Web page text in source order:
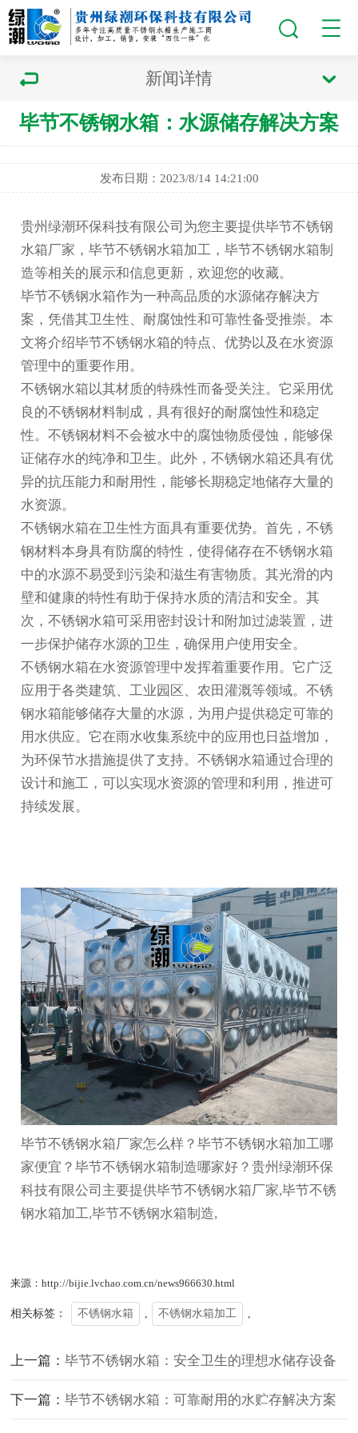
新闻详情
毕节不锈钢水箱：水源储存解决方案
发布日期：2023/8/14 14:21:00
贵州绿潮环保科技有限公司为您主要提供毕节不锈钢
水箱厂家 ，毕节不锈钢水箱加工，毕节不锈钢水箱制
造等相关的展示和信息更新，欢迎您的收藏。
毕节不锈钢水箱作为一种高品质的水源储存解决方
案，凭借其卫生性、耐腐蚀性和可靠性备受推崇。本
文将介绍毕节不锈钢水箱的特点、优势以及在水资源
管理中的重要作用。
不锈钢水箱以其材质的特殊性而备受关注。它采用优
良的不锈钢材料制成，具有很好的耐腐蚀性和稳定
性。不锈钢材料不会被水中的腐蚀物质侵蚀，能够保
证储存水的纯净和卫生。此外，不锈钢水箱还具有优
异的抗压能力和耐用性，能够长期稳定地储存大量的
水资源。
不锈钢水箱在卫生性方面具有重要优势。首先，不锈
钢材料本身具有防腐的特性，使得储存在不锈钢水箱
中的水源不易受到污染和滋生有害物质。其光滑的内
壁和健康的特性有助于保持水质的清洁和安全。其
次，不锈钢水箱可采用密封设计和附加过滤装置，进
一步保护储存水源的卫生，确保用户使用安全。
不锈钢水箱在水资源管理中发挥着重要作用。它广泛
应用于各类建筑、工业园区、农田灌溉等领域。不锈
钢水箱能够储存大量的水源，为用户提供稳定可靠的
用水供应。它在雨水收集系统中的应用也日益增加，
为环保节水措施提供了支持。不锈钢水箱通过合理的
设计和施工，可以实现水资源的管理和利用，推进可
持续发展。
毕节不锈钢水箱厂家怎么样？毕节不锈钢水箱加工哪
家便宜？毕节不锈钢水箱制造哪家好？贵州绿潮环保
科技有限公司主要提供毕节不锈钢水箱厂家,毕节不锈
钢水箱加工,毕节不锈钢水箱制造,
来源：http://bijie.lvchao.com.cn/news966630.html
相关标签： 不锈钢水箱 不锈钢水箱加工
上一篇：毕节不锈钢水箱：安全卫生的理想水储存设备
下一篇：毕节不锈钢水箱：可靠耐用的水贮存解决方案